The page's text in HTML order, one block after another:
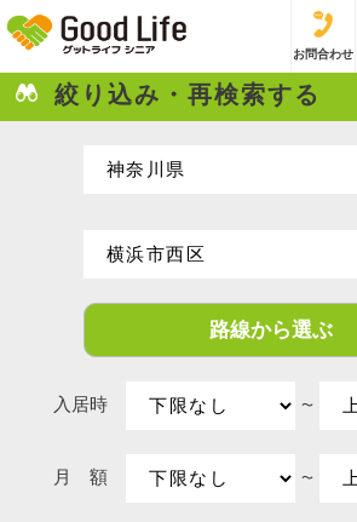
お問合わせ
絞り込み・再検索する
路線から選ぶ
入居時 〜
月 額 〜